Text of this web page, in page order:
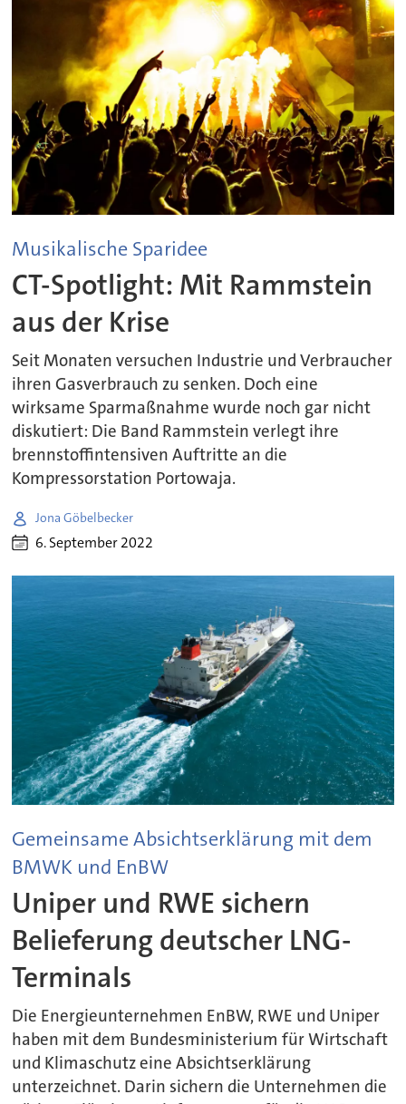
Musikalische Sparidee
CT-Spotlight: Mit Rammstein
aus der Krise
Seit Monaten versuchen Industrie und Verbraucher
ihren Gasverbrauch zu senken. Doch eine
wirksame Sparmaßnahme wurde noch gar nicht
diskutiert: Die Band Rammstein verlegt ihre
brennstoffintensiven Auftritte an die
Kompressorstation Portowaja.
Jona Göbelbecker
6. September 2022
Gemeinsame Absichtserklärung mit dem
BMWK und EnBW
Uniper und RWE sichern
Belieferung deutscher LNG-
Terminals
Die Energieunternehmen EnBW, RWE und Uniper
haben mit dem Bundesministerium für Wirtschaft
und Klimaschutz eine Absichtserklärung
unterzeichnet. Darin sichern die Unternehmen die